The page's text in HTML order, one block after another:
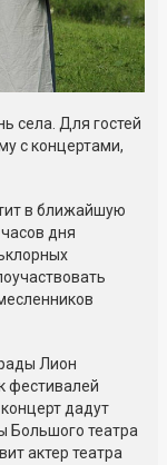
села. Для гостей
с концертами,
в ближайшую
дня
Лион
фестивалей
дадут
Большого театра
актер театра